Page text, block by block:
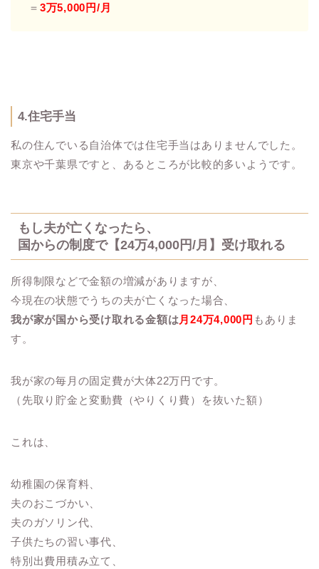
＝ 3万5,000円/月
4.住宅手当
私の住んでいる自治体では住宅手当はありませんでした。
東京や千葉県ですと、あるところが比較的多いようです。
もし夫が亡くなったら、
国からの制度で【24万4,000円/月】受け取れる
所得制限などで金額の増減がありますが、
今現在の状態でうちの夫が亡くなった場合、
我が家が国から受け取れる金額は 月24万4,000円 もありま
す。
我が家の毎月の固定費が大体22万円です。
（先取り貯金と変動費（やりくり費）を抜いた額）
これは、
幼稚園の保育料、
夫のおこづかい、
夫のガソリン代、
子供たちの習い事代、
特別出費用積み立て、